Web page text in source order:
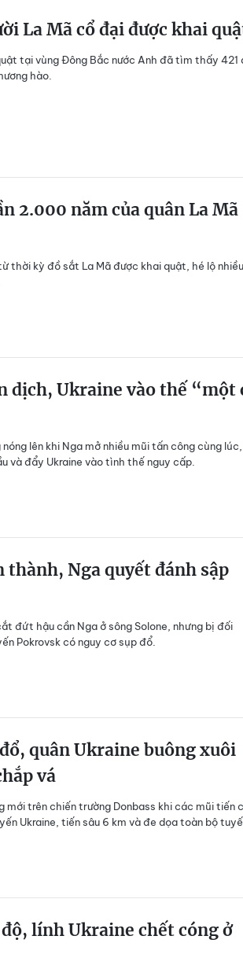
La Mã cổ đại được khai
tại vùng Đông Bắc nước Anh đã tìm thấy 421
hào.
2.000 năm của quân La Mã
thời kỳ đồ sắt La Mã được khai quật, hé lộ nhiều
dịch, Ukraine vào thế “một
lên khi Nga mở nhiều mũi tấn công cùng
và đẩy Ukraine vào tình thế nguy cấp.
thành, Nga quyết đánh sập
đứt hậu cần Nga ở sông Solone, nhưng bị đối
Pokrovsk có nguy cơ sụp đổ.
quân Ukraine buông xuôi
vá
mới trên chiến trường Donbass khi các mũi tiến
Ukraine, tiến sâu 6 km và đe dọa toàn bộ
lính Ukraine chết cóng ở